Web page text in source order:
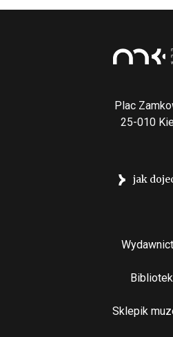
Plac
25-010
jak
Sklepik